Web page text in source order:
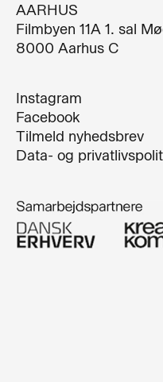
AARHUS
Filmbyen 11A 1. sal
8000 Aarhus C
Instagram
Facebook
Tilmeld nyhedsbrev
Data- og